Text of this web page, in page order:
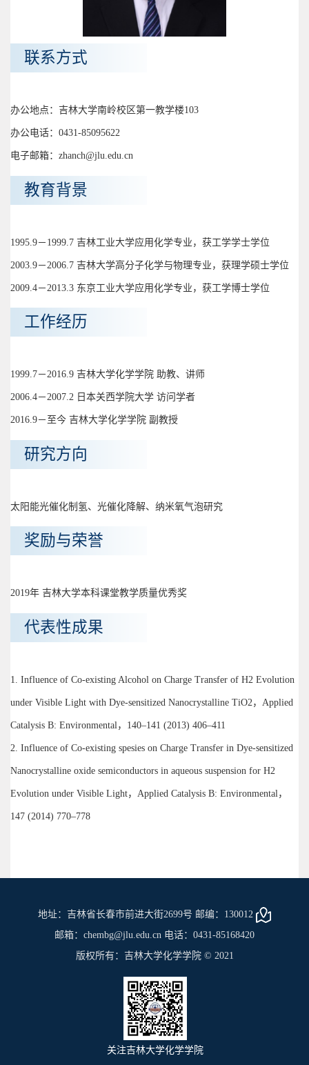
联系方式
办公地点：吉林大学南岭校区第一教学楼103
办公电话：0431-85095622
电子邮箱：zhanch@jlu.edu.cn
教育背景
1995.9－1999.7 吉林工业大学应用化学专业，获工学学士学位
2003.9－2006.7 吉林大学高分子化学与物理专业，获理学硕士学位
2009.4－2013.3 东京工业大学应用化学专业，获工学博士学位
工作经历
1999.7－2016.9 吉林大学化学学院 助教、讲师
2006.4－2007.2 日本关西学院大学 访问学者
2016.9－至今 吉林大学化学学院 副教授
研究方向
太阳能光催化制氢、光催化降解、纳米氧气泡研究
奖励与荣誉
2019年 吉林大学本科课堂教学质量优秀奖
代表性成果
1. Influence of Co-existing Alcohol on Charge Transfer of H2 Evolution
under Visible Light with Dye-sensitized Nanocrystalline TiO2，Applied
Catalysis B: Environmental，140–141 (2013) 406–411
2. Influence of Co-existing spesies on Charge Transfer in Dye-sensitized
Nanocrystalline oxide semiconductors in aqueous suspension for H2
Evolution under Visible Light，Applied Catalysis B: Environmental，
147 (2014) 770–778
地址：吉林省长春市前进大街2699号 邮编：130012
邮箱：chembg@jlu.edu.cn 电话：0431-85168420
版权所有：吉林大学化学学院 © 2021
关注吉林大学化学学院